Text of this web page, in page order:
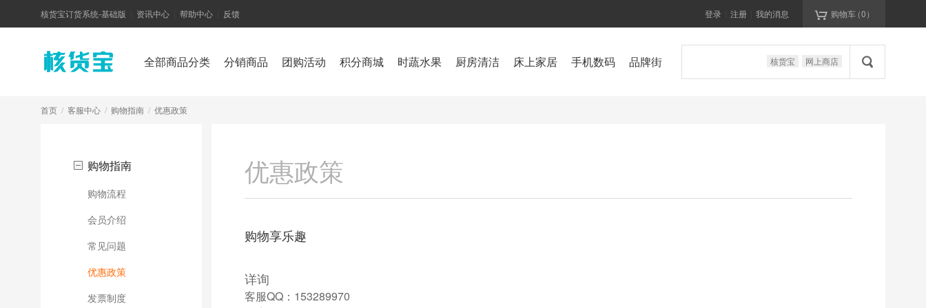
 购物车（0）
我的消息
注册
登录
核货宝订货系统-基础版 资讯中心 帮助中心 反馈
全部商品分类 分销商品 团购活动 积分商城 时蔬水果 厨房清洁 床上家居 手机数码 品牌街 核货宝 网上商店 
首页 / 客服中心 / 购物指南 / 优惠政策
购物指南
购物流程
会员介绍
常见问题
优惠政策
发票制度
优惠政策
购物享乐趣
详询
客服QQ：153289970